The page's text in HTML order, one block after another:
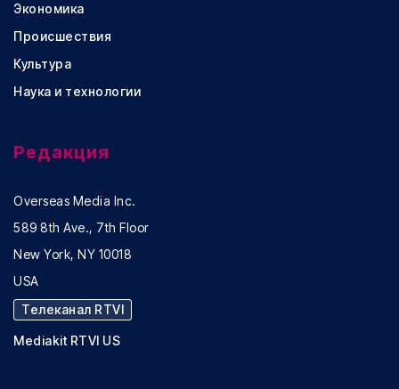
Экономика
Происшествия
Культура
Наука и технологии
Редакция
Overseas Media Inc.
589 8th Ave., 7th Floor
New York, NY 10018
USA
Телеканал RTVI
Mediakit RTVI US